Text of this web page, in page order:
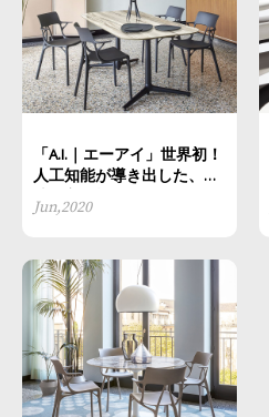
「A.I.｜エーアイ」世界初！
人工知能が導き出した、心
地の良い椅子
Jun,2020